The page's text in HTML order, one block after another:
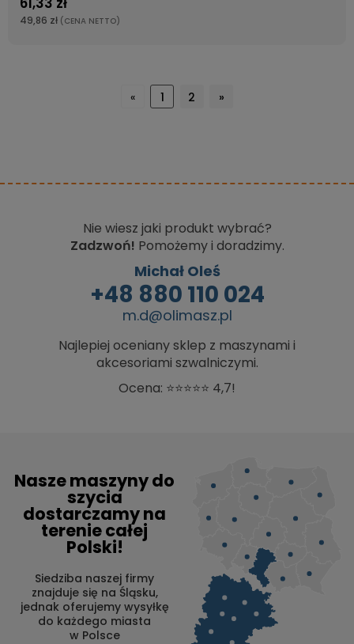
49,86 zł (CENA NETTO)
« 1 2 »
Nie wiesz jaki produkt wybrać?
Zadzwoń! Pomożemy i doradzimy.
Michał Oleś
+48 880 110 024
m.d@olimasz.pl
Najlepiej oceniany sklep z maszynami i
akcesoriami szwalniczymi.
Ocena: ⭐⭐⭐⭐⭐ 4,7!
Nasze maszyny do
szycia
dostarczamy na
terenie całej
Polski!
Siedziba naszej firmy
znajduje się na Śląsku,
jednak oferujemy wysyłkę
do każdego miasta
w Polsce